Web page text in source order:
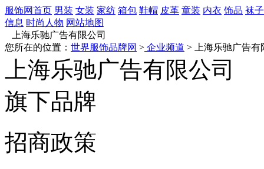
服饰网首页 男装 女装 家纺 箱包 鞋帽 皮革 童装 内衣 饰品 袜子
信息 时尚人物 网站地图
上海乐驰广告有限公司
您所在的位置： 世界服饰品牌网 > 企业频道 > 上海乐驰广告有
上海乐驰广告有限公司
旗下品牌
招商政策